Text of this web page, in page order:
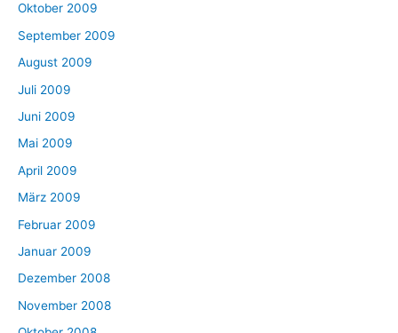
Oktober 2009
September 2009
August 2009
Juli 2009
Juni 2009
Mai 2009
April 2009
März 2009
Februar 2009
Januar 2009
Dezember 2008
November 2008